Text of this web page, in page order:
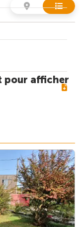
pour afficher